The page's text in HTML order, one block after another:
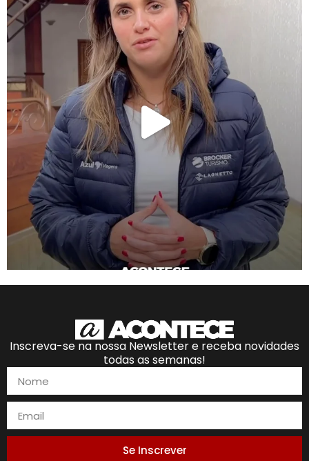
Inscreva-se na nossa Newsletter e receba novidades
todas as semanas!
Se Inscrever